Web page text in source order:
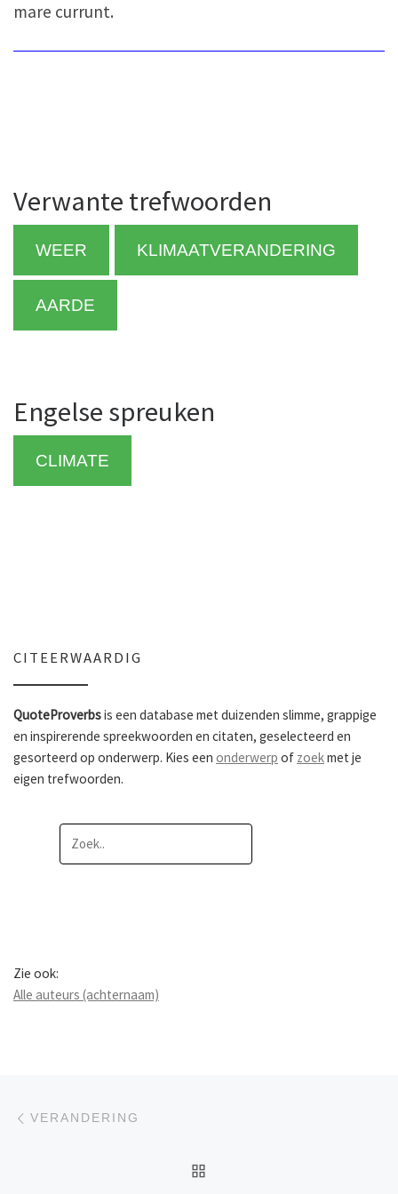
mare currunt.
Verwante trefwoorden
WEER KLIMAATVERANDERING
AARDE
Engelse spreuken
CLIMATE
CITEERWAARDIG
QuoteProverbsis een database met duizenden slimme, grappige
en inspirerende spreekwoorden en citaten, geselecteerd en
gesorteerd op onderwerp. Kies een onderwerp of zoekmet je
eigen trefwoorden.
Zie ook:
Alle auteurs (achternaam)
Berichtnavigatie
VERANDERING